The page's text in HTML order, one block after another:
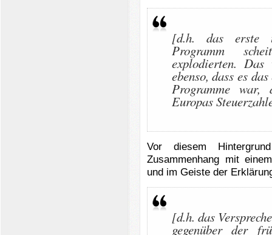
[d.h. das erste
Programm
explodierten.
ebenso, dass es
Programme
Europas
Vor diesem
Zusammenhang mit
und im Geiste der
[d.h. das
gegenüber der